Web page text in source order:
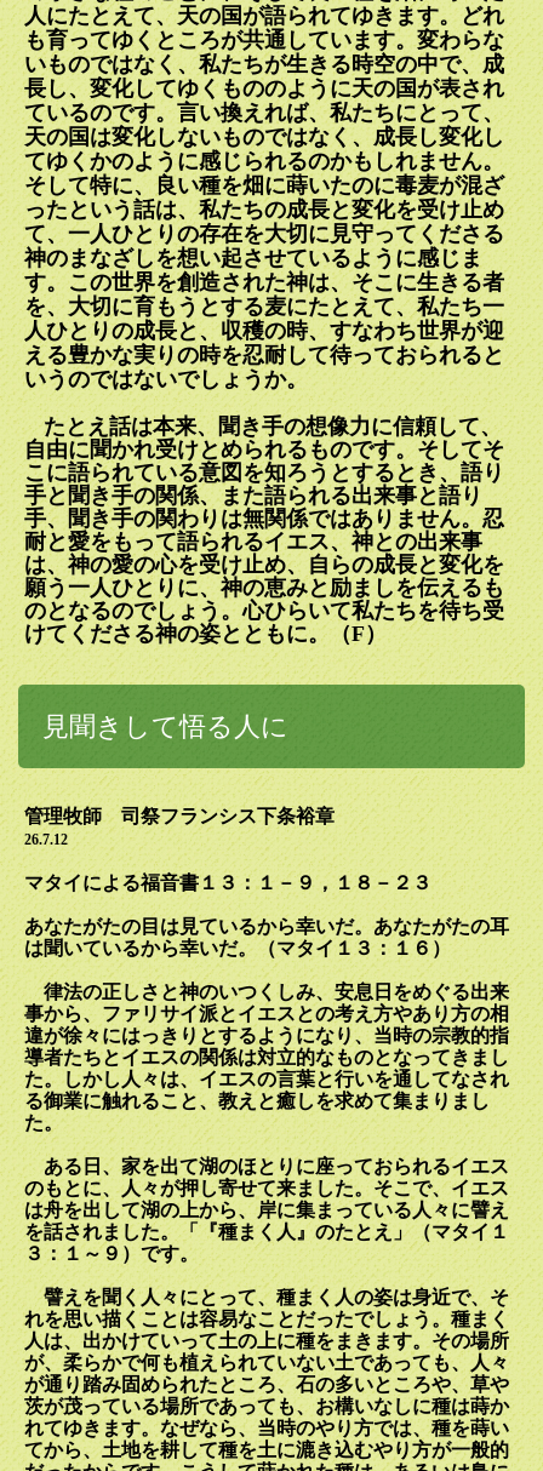
人にたとえて、天の国が語られてゆきます。どれ
も育ってゆくところが共通しています。変わらな
いものではなく、私たちが生きる時空の中で、成
長し、変化してゆくもののように天の国が表され
ているのです。言い換えれば、私たちにとって、
天の国は変化しないものではなく、成長し変化し
てゆくかのように感じられるのかもしれません。
そして特に、良い種を畑に蒔いたのに毒麦が混ざ
ったという話は、私たちの成長と変化を受け止め
て、一人ひとりの存在を大切に見守ってくださる
神のまなざしを想い起させているように感じま
す。この世界を創造された神は、そこに生きる者
を、大切に育もうとする麦にたとえて、私たち一
人ひとりの成長と、収穫の時、すなわち世界が迎
える豊かな実りの時を忍耐して待っておられると
いうのではないでしょうか。
たとえ話は本来、聞き手の想像力に信頼して、
自由に聞かれ受けとめられるものです。そしてそ
こに語られている意図を知ろうとするとき、語り
手と聞き手の関係、また語られる出来事と語り
手、聞き手の関わりは無関係ではありません。忍
耐と愛をもって語られるイエス、神との出来事
は、神の愛の心を受け止め、自らの成長と変化を
願う一人ひとりに、神の恵みと励ましを伝えるも
のとなるのでしょう。心ひらいて私たちを待ち受
けてくださる神の姿とともに。（F）
見聞きして悟る人に
管理牧師 司祭フランシス下条裕章
26.7.12
マタイによる福音書１３：１－９，１８－２３
あなたがたの目は見ているから幸いだ。あなたがたの耳
は聞いているから幸いだ。（マタイ１３：１６）
律法の正しさと神のいつくしみ、安息日をめぐる出来
事から、ファリサイ派とイエスとの考え方やあり方の相
違が徐々にはっきりとするようになり、当時の宗教的指
導者たちとイエスの関係は対立的なものとなってきまし
た。しかし人々は、イエスの言葉と行いを通してなされ
る御業に触れること、教えと癒しを求めて集まりまし
た。
ある日、家を出て湖のほとりに座っておられるイエス
のもとに、人々が押し寄せて来ました。そこで、イエス
は舟を出して湖の上から、岸に集まっている人々に譬え
を話されました。「『種まく人』のたとえ」（マタイ１
３：１～９）です。
譬えを聞く人々にとって、種まく人の姿は身近で、そ
れを思い描くことは容易なことだったでしょう。種まく
人は、出かけていって土の上に種をまきます。その場所
が、柔らかで何も植えられていない土であっても、人々
が通り踏み固められたところ、石の多いところや、草や
茨が茂っている場所であっても、お構いなしに種は蒔か
れてゆきます。なぜなら、当時のやり方では、種を蒔い
てから、土地を耕して種を土に漉き込むやり方が一般的